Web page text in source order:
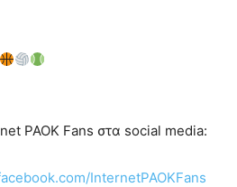
PAOK Fans στα social media:
InternetPAOKFans